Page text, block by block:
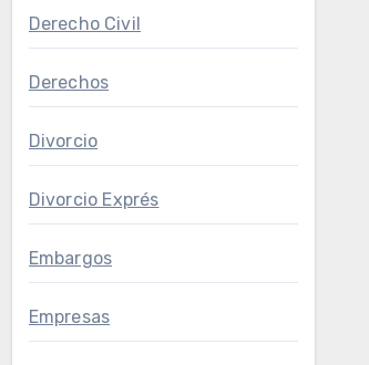
Derecho Civil
Derechos
Divorcio
Divorcio Exprés
Embargos
Empresas